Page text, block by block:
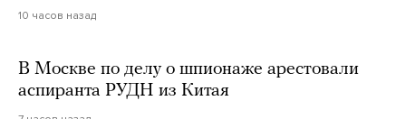
10 часов назад
В Москве по делу о шпионаже арестовали
аспиранта РУДН из Китая